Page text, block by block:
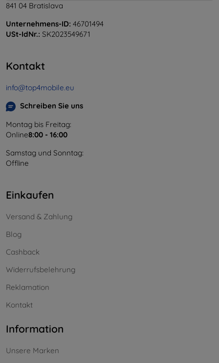
841 04 Bratislava
Unternehmens-ID: 46701494
USt-IdNr.: SK2023549671
Kontakt
info@top4mobile.eu
Schreiben Sie uns
Montag bis Freitag:
Online8:00 - 16:00
Samstag und Sonntag:
Offline
Einkaufen
Versand & Zahlung
Blog
Cashback
Widerrufsbelehrung
Reklamation
Kontakt
Information
Unsere Marken